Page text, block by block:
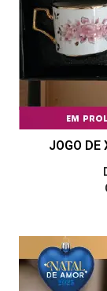
JOGO DE